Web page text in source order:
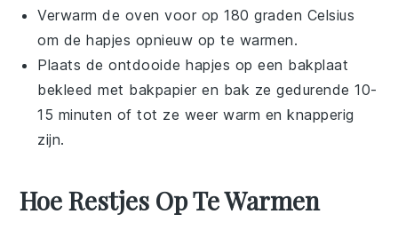
Verwarm de oven voor op 180 graden Celsius
om de hapjes opnieuw op te warmen.
Plaats de ontdooide hapjes op een bakplaat
bekleed met bakpapier en bak ze gedurende 10-
15 minuten of tot ze weer warm en knapperig
zijn.
Hoe Restjes Op Te Warmen